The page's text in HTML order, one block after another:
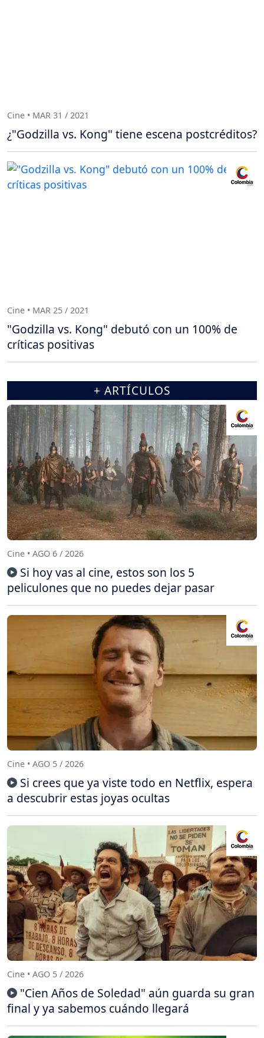
Cine • MAR 31 / 2021
¿"Godzilla vs. Kong" tiene escena postcréditos?
Cine • MAR 25 / 2021
"Godzilla vs. Kong" debutó con un 100% de
críticas positivas
+ ARTÍCULOS
Cine • AGO 6 / 2026
Si hoy vas al cine, estos son los 5
peliculones que no puedes dejar pasar
Cine • AGO 5 / 2026
Si crees que ya viste todo en Netflix, espera
a descubrir estas joyas ocultas
Cine • AGO 5 / 2026
"Cien Años de Soledad" aún guarda su gran
final y ya sabemos cuándo llegará